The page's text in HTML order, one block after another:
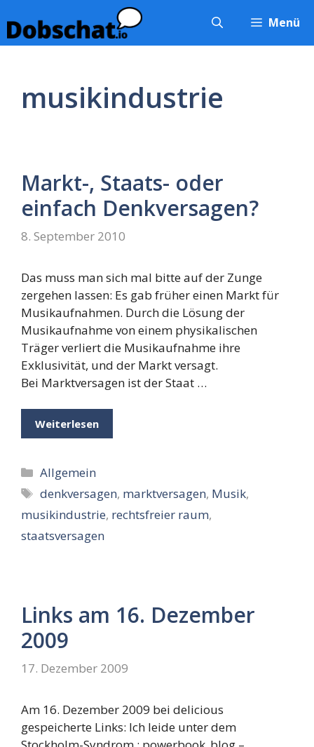
Inhalt
springen
Menü
musikindustrie
Markt-, Staats- oder
einfach Denkversagen?
8. September 2010
Das muss man sich mal bitte auf der Zunge
zergehen lassen: Es gab früher einen Markt für
Musikaufnahmen. Durch die Lösung der
Musikaufnahme von einem physikalischen
Träger verliert die Musikaufnahme ihre
Exklusivität, und der Markt versagt.
Bei Marktversagen ist der Staat …
Weiterlesen
Kategorien
Allgemein
Schlagwörter
denkversagen, marktversagen, Musik,
musikindustrie, rechtsfreier raum,
staatsversagen
Links am 16. Dezember
2009
17. Dezember 2009
Am 16. Dezember 2009 bei delicious
gespeicherte Links: Ich leide unter dem